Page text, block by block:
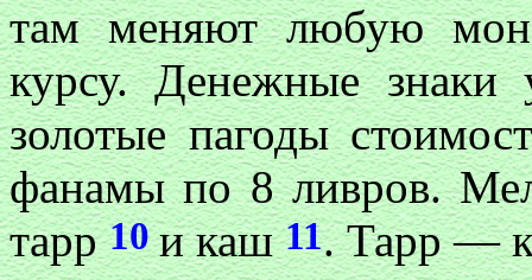
там меняют любую
курсу. Денежные
золотые пагоды
фанамы по 8 ливров.
тарр10и каш11. Тарр —